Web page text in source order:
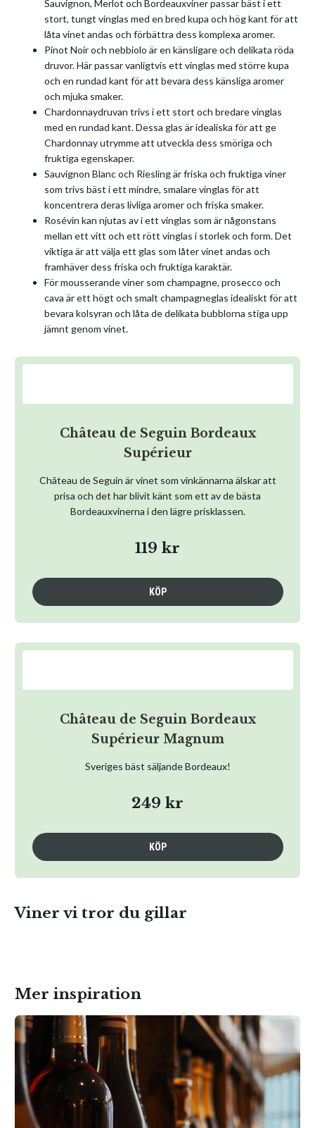
Sauvignon, Merlot och Bordeauxviner passar bäst i ett
stort, tungt vinglas med en bred kupa och hög kant för att
låta vinet andas och förbättra dess komplexa aromer.
Pinot Noir och nebbiolo är en känsligare och delikata röda
druvor. Här passar vanligtvis ett vinglas med större kupa
och en rundad kant för att bevara dess känsliga aromer
och mjuka smaker.
Chardonnaydruvan trivs i ett stort och bredare vinglas
med en rundad kant. Dessa glas är idealiska för att ge
Chardonnay utrymme att utveckla dess smöriga och
fruktiga egenskaper.
Sauvignon Blanc och Riesling är friska och fruktiga viner
som trivs bäst i ett mindre, smalare vinglas för att
koncentrera deras livliga aromer och friska smaker.
Rosévin kan njutas av i ett vinglas som är någonstans
mellan ett vitt och ett rött vinglas i storlek och form. Det
viktiga är att välja ett glas som låter vinet andas och
framhäver dess friska och fruktiga karaktär.
För mousserande viner som champagne, prosecco och
cava är ett högt och smalt champagneglas idealiskt för att
bevara kolsyran och låta de delikata bubblorna stiga upp
jämnt genom vinet.
Château de Seguin Bordeaux
Supérieur
Château de Seguin är vinet som vinkännarna älskar att
prisa och det har blivit känt som ett av de bästa
Bordeauxvinerna i den lägre prisklassen.
119 kr
KÖP
Château de Seguin Bordeaux
Supérieur Magnum
Sveriges bäst säljande Bordeaux!
249 kr
KÖP
Viner vi tror du gillar
Mer inspiration